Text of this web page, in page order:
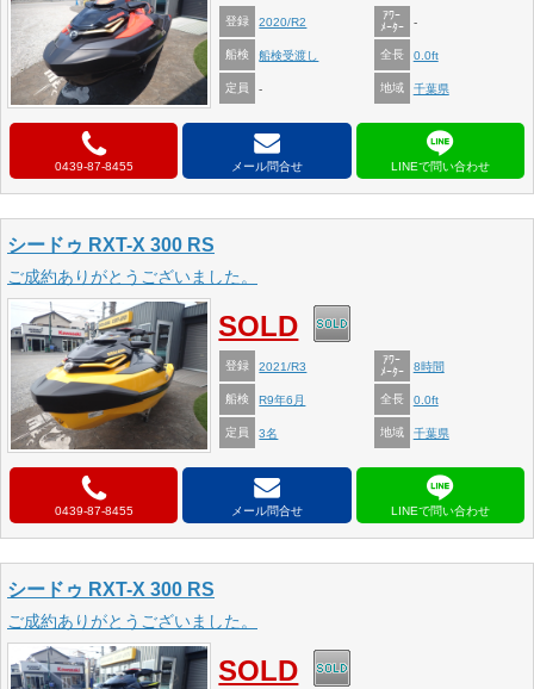
登録 2020/R2
ｱﾜｰ
ﾒｰﾀｰ
-
船検 船検受渡し 全長 0.0ft
定員 - 地域 千葉県
0439-87-8455 メール問合せ
シードゥ RXT-X 300 RS
ご成約ありがとうございました。
SOLD
登録 2021/R3
ｱﾜｰ
ﾒｰﾀｰ
8時間
船検 R9年6月 全長 0.0ft
定員 3名 地域 千葉県
0439-87-8455 メール問合せ
シードゥ RXT-X 300 RS
ご成約ありがとうございました。
SOLD